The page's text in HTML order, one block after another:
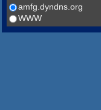
amfg.dyndns.org
WWW